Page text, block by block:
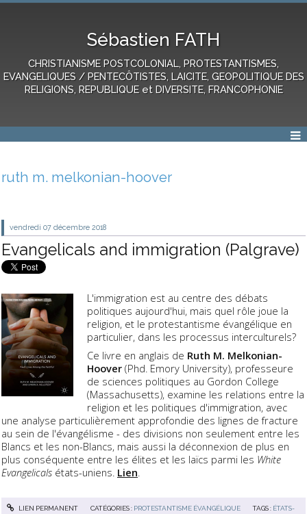
Sébastien FATH
CHRISTIANISME POSTCOLONIAL, PROTESTANTISMES,
EVANGELIQUES / PENTECÔTISTES, LAICITE, GEOPOLITIQUE DES
RELIGIONS, REPUBLIQUE et DIVERSITE, FRANCOPHONIE
ruth m. melkonian-hoover
vendredi 07 décembre 2018
Evangelicals and immigration (Palgrave)
L'immigration est au centre des débats
politiques aujourd'hui, mais quel rôle joue la
religion, et le protestantisme évangélique en
particulier, dans les processus interculturels?
Ce livre en anglais de Ruth M. Melkonian-
Hoover (Phd. Emory University), professeure
de sciences politiques au Gordon College
(Massachusetts), examine les relations entre la
religion et les politiques d'immigration, avec
une analyse particulièrement approfondie des lignes de fracture
au sein de l'évangélisme - des divisions non seulement entre les
Blancs et les non-Blancs, mais aussi la déconnexion de plus en
plus conséquente entre les élites et les laïcs parmi les White
Evangelicals états-uniens. Lien.
LIEN PERMANENT CATÉGORIES : PROTESTANTISME ÉVANGÉLIQUE TAGS : ÉTATS-